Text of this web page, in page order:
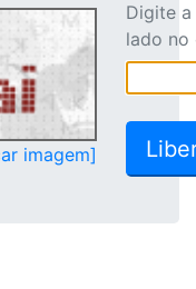
imagem]
Digite
lado no